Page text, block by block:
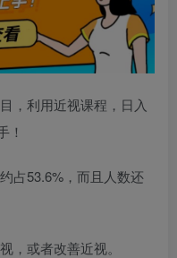
，利用近视课程，日入
！
占53.6%，而且人数还
，或者改善近视。